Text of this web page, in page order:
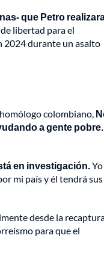
que Petro
libertad para el
2024 durante un asalto
colombiano,
a gente pobre.
en investigación.
mi país y él tendrá sus
desde la
para que el